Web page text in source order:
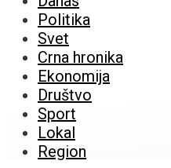
Politika
Svet
Crna hronika
Ekonomija
Društvo
Sport
Lokal
Region